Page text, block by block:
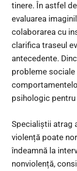
tinere. În astfel
evaluarea
colaborarea cu
clarifica traseul
antecedente.
probleme sociale
psihologic
Specialiștii atrag
violență poate
îndeamnă la
nonviolență,